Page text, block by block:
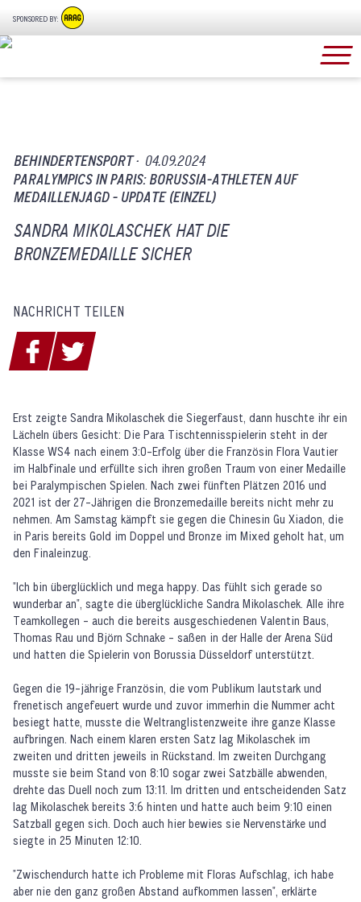
SPONSORED BY:
BEHINDERTENSPORT · 04.09.2024
PARALYMPICS IN PARIS: BORUSSIA-ATHLETEN AUF
MEDAILLENJAGD - UPDATE (EINZEL)
SANDRA MIKOLASCHEK HAT DIE
BRONZEMEDAILLE SICHER
NACHRICHT TEILEN
Erst zeigte Sandra Mikolaschek die Siegerfaust, dann huschte ihr ein
Lächeln übers Gesicht: Die Para Tischtennisspielerin steht in der
Klasse WS4 nach einem 3:0-Erfolg über die Französin Flora Vautier
im Halbfinale und erfüllte sich ihren großen Traum von einer Medaille
bei Paralympischen Spielen. Nach zwei fünften Plätzen 2016 und
2021 ist der 27-Jährigen die Bronzemedaille bereits nicht mehr zu
nehmen. Am Samstag kämpft sie gegen die Chinesin Gu Xiadon, die
in Paris bereits Gold im Doppel und Bronze im Mixed geholt hat, um
den Finaleinzug.
"Ich bin überglücklich und mega happy. Das fühlt sich gerade so
wunderbar an", sagte die überglückliche Sandra Mikolaschek. Alle ihre
Teamkollegen - auch die bereits ausgeschiedenen Valentin Baus,
Thomas Rau und Björn Schnake - saßen in der Halle der Arena Süd
und hatten die Spielerin von Borussia Düsseldorf unterstützt.
Gegen die 19-jährige Französin, die vom Publikum lautstark und
frenetisch angefeuert wurde und zuvor immerhin die Nummer acht
besiegt hatte, musste die Weltranglistenzweite ihre ganze Klasse
aufbringen. Nach einem klaren ersten Satz lag Mikolaschek im
zweiten und dritten jeweils in Rückstand. Im zweiten Durchgang
musste sie beim Stand von 8:10 sogar zwei Satzbälle abwenden,
drehte das Duell noch zum 13:11. Im dritten und entscheidenden Satz
lag Mikolaschek bereits 3:6 hinten und hatte auch beim 9:10 einen
Satzball gegen sich. Doch auch hier bewies sie Nervenstärke und
siegte in 25 Minuten 12:10.
"Zwischendurch hatte ich Probleme mit Floras Aufschlag, ich habe
aber nie den ganz großen Abstand aufkommen lassen", erklärte